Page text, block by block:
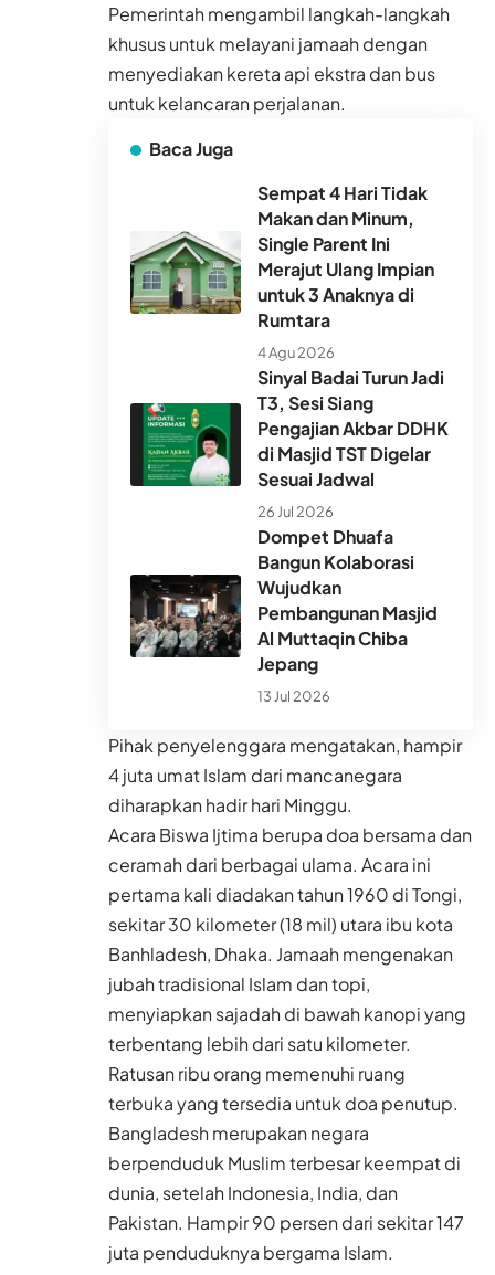
Pemerintah mengambil langkah-langkah
khusus untuk melayani jamaah dengan
menyediakan kereta api ekstra dan bus
untuk kelancaran perjalanan.
Baca Juga
Sempat 4 Hari Tidak
Makan dan Minum,
Single Parent Ini
Merajut Ulang Impian
untuk 3 Anaknya di
Rumtara
4 Agu 2026
Sinyal Badai Turun Jadi
T3, Sesi Siang
Pengajian Akbar DDHK
di Masjid TST Digelar
Sesuai Jadwal
26 Jul 2026
Dompet Dhuafa
Bangun Kolaborasi
Wujudkan
Pembangunan Masjid
Al Muttaqin Chiba
Jepang
13 Jul 2026
Pihak penyelenggara mengatakan, hampir
4 juta umat Islam dari mancanegara
diharapkan hadir hari Minggu.
Acara Biswa Ijtima berupa doa bersama dan
ceramah dari berbagai ulama. Acara ini
pertama kali diadakan tahun 1960 di Tongi,
sekitar 30 kilometer (18 mil) utara ibu kota
Banhladesh, Dhaka. Jamaah mengenakan
jubah tradisional Islam dan topi,
menyiapkan sajadah di bawah kanopi yang
terbentang lebih dari satu kilometer.
Ratusan ribu orang memenuhi ruang
terbuka yang tersedia untuk doa penutup.
Bangladesh merupakan negara
berpenduduk Muslim terbesar keempat di
dunia, setelah Indonesia, India, dan
Pakistan. Hampir 90 persen dari sekitar 147
juta penduduknya bergama Islam.